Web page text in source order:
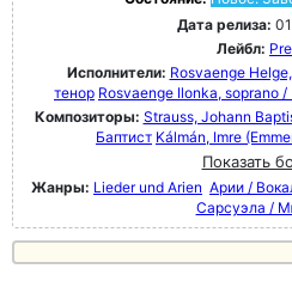
Дата релиза:
Лейбл:
Исполнители: Rosvaenge
тенор Rosvaenge Ilonka, soprano
Композиторы: Strauss, Johann
Баптист Kálmán, Imre
Показать
Жанры: Lieder und Arien Арии /
Сарсуэла /